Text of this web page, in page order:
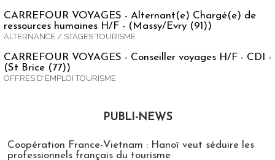
CARREFOUR VOYAGES - Alternant(e) Chargé(e) de
ressources humaines H/F - (Massy/Evry (91))
ALTERNANCE / STAGES TOURISME
CARREFOUR VOYAGES - Conseiller voyages H/F - CDI -
(St Brice (77))
OFFRES D'EMPLOI TOURISME
PUBLI-NEWS
Coopération France-Vietnam : Hanoï veut séduire les
professionnels français du tourisme